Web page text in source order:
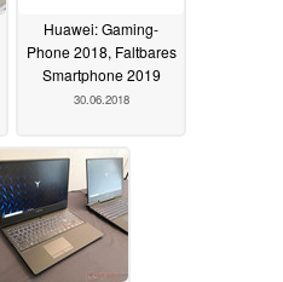
Huawei: Gaming-
Phone 2018, Faltbares
Smartphone 2019
30.06.2018